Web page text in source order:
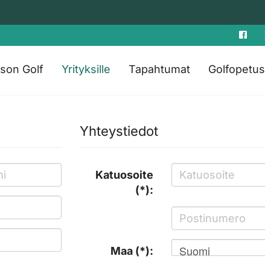
Golf Yrityksille Tapahtumat Golfopetus
Yhteystiedot
Katuosoite
(*):
Maa (*):
Suomi